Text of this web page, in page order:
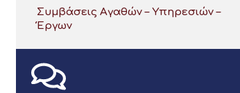
Συμβάσεις Αγαθών – Υπηρεσιών –
Έργων